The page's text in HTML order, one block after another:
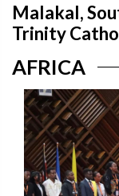
Malakal,
Trinity
AFRICA